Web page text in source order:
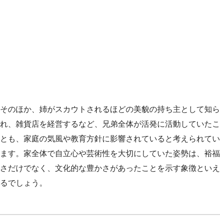
そのほか、姉がスカウトされるほどの美貌の持ち主として知ら
れ、雑貨店を経営するなど、兄弟全体が活発に活動していたこ
とも、家庭の気風や教育方針に影響されていると考えられてい
ます。家全体で自立心や芸術性を大切にしていた姿勢は、裕福
さだけでなく、文化的な豊かさがあったことを示す象徴といえ
るでしょう。